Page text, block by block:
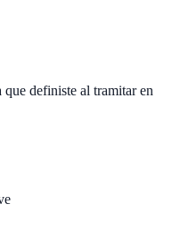
definiste al tramitar en